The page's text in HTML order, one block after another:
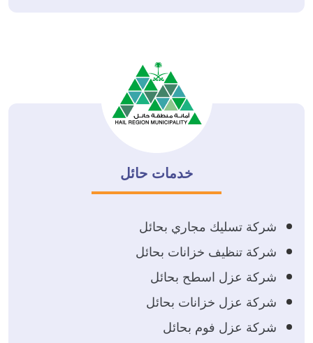
خدمات حائل
شركة تسليك مجاري بحائل
شركة تنظيف خزانات بحائل
شركة عزل اسطح بحائل
شركة عزل خزانات بحائل
شركة عزل فوم بحائل